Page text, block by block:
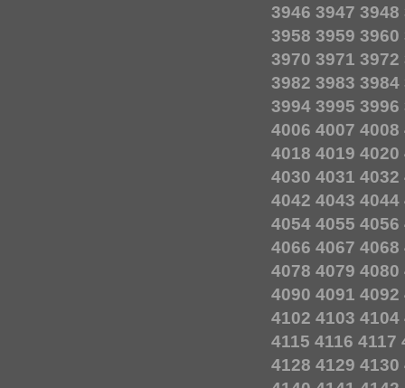
3946 3947 3948
3958 3959 3960
3970 3971 3972
3982 3983 3984
3994 3995 3996
4006 4007 4008
4018 4019 4020
4030 4031 4032
4042 4043 4044
4054 4055 4056
4066 4067 4068
4078 4079 4080
4090 4091 4092
4102 4103 4104
4115 4116 4117
4128 4129 4130